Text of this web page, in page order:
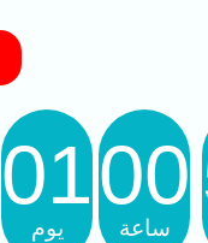
01
يوم
00
ساعة